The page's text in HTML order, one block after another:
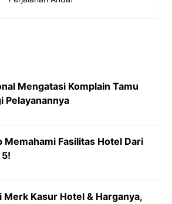
Mengatasi Komplain Tamu
Pelayanannya
Memahami Fasilitas Hotel Dari
Merk Kasur Hotel & Harganya,